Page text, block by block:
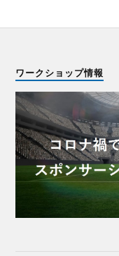
ワークショップ情報